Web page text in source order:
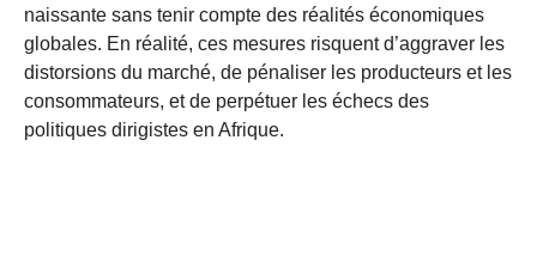
naissante sans tenir compte des réalités économiques
globales. En réalité, ces mesures risquent d’aggraver les
distorsions du marché, de pénaliser les producteurs et les
consommateurs, et de perpétuer les échecs des
politiques dirigistes en Afrique.